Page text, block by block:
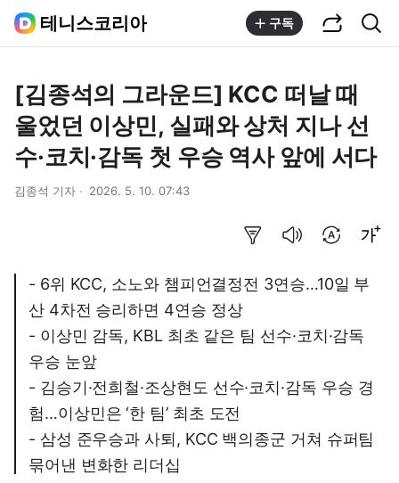
테니스코리아 구독
[김종석의 그라운드] KCC 떠날 때
울었던 이상민, 실패와 상처 지나 선
수·코치·감독 첫 우승 역사 앞에 서다
김종석 기자 2026. 5. 10. 07:43
- 6위 KCC, 소노와 챔피언결정전 3연승…10일 부
산 4차전 승리하면 4연승 정상
- 이상민 감독, KBL 최초 같은 팀 선수·코치·감독
우승 눈앞
- 김승기·전희철·조상현도 선수·코치·감독 우승 경
험…이상민은 ‘한 팀’ 최초 도전
- 삼성 준우승과 사퇴, KCC 백의종군 거쳐 슈퍼팀
묶어낸 변화한 리더십